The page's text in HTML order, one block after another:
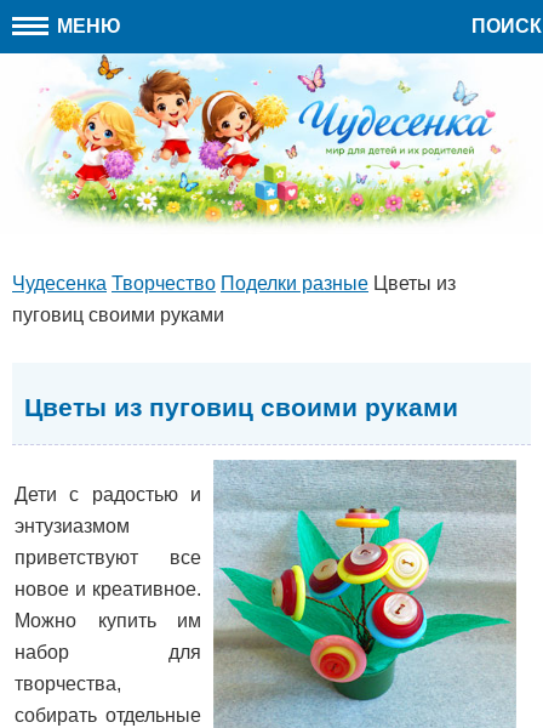
МЕНЮ ПОИСК
Чудесенка Творчество Поделки разные Цветы из
пуговиц своими руками
Цветы из пуговиц своими руками
Дети с радостью и
энтузиазмом
приветствуют все
новое и креативное.
Можно купить им
набор для
творчества,
собирать отдельные